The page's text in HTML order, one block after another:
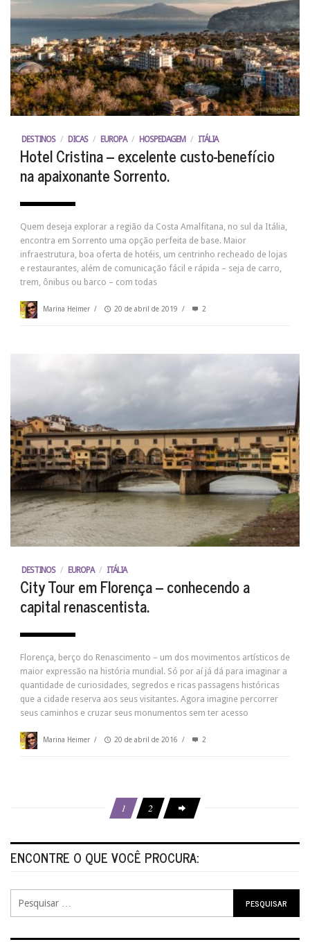
DESTINOS / DICAS / EUROPA / HOSPEDAGEM / ITÁLIA
Hotel Cristina – excelente custo-benefício
na apaixonante Sorrento.
Quem deseja explorar a região da Costa Amalfitana, no sul da Itália,
encontra em Sorrento uma opção perfeita de base. Maior
infraestrutura, boa oferta de hotéis, um centrinho recheado de lojas
e restaurantes, além de comunicação fácil e rápida – seja de carro,
trem, ônibus ou barco – com todas
Marina Heimer / 20 de abril de 2019 / 2
DESTINOS / EUROPA / ITÁLIA
City Tour em Florença – conhecendo a
capital renascentista.
Florença, berço do Renascimento – um dos movimentos artísticos de
maior expressão na história mundial. Só por aí já dá para imaginar a
quantidade de curiosidades, segredos e ricas passagens históricas
que a cidade reserva aos seus visitantes. Agora imagine percorrer
seus caminhos e cruzar seus monumentos sem ter acesso
Marina Heimer / 20 de abril de 2016 / 2
1 2
ENCONTRE O QUE VOCÊ PROCURA: